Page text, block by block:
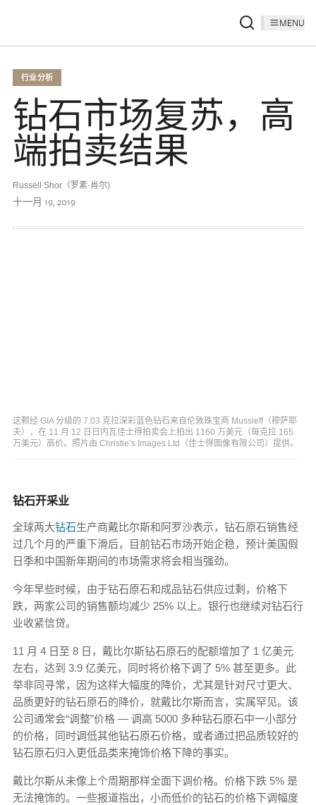
MENU
行业分析
钻石市场复苏，高
端拍卖结果
Russell Shor（罗素·肖尔)
十一月 19, 2019
这颗经 GIA 分级的 7.03 克拉深彩蓝色钻石来自伦敦珠宝商 Mussieff（穆萨耶
夫），在 11 月 12 日日内瓦佳士得拍卖会上拍出 1160 万美元（每克拉 165
万美元）高价。照片由 Christie’s Images Ltd（佳士得图像有限公司）提供。
钻石开采业
全球两大钻石生产商戴比尔斯和阿罗沙表示，钻石原石销售经
过几个月的严重下滑后，目前钻石市场开始企稳，预计美国假
日季和中国新年期间的市场需求将会相当强劲。
今年早些时候，由于钻石原石和成品钻石供应过剩，价格下
跌，两家公司的销售额均减少 25% 以上。银行也继续对钻石行
业收紧信贷。
11 月 4 日至 8 日，戴比尔斯钻石原石的配额增加了 1 亿美元
左右，达到 3.9 亿美元，同时将价格下调了 5% 甚至更多。此
举非同寻常，因为这样大幅度的降价，尤其是针对尺寸更大、
品质更好的钻石原石的降价，就戴比尔斯而言，实属罕见。该
公司通常会“调整”价格 — 调高 5000 多种钻石原石中一小部分
的价格，同时调低其他钻石原石价格，或者通过把品质较好的
钻石原石归入更低品类来掩饰价格下降的事实。
戴比尔斯从未像上个周期那样全面下调价格。价格下跌 5% 是
无法掩饰的。一些报道指出，小而低价的钻石的价格下调幅度